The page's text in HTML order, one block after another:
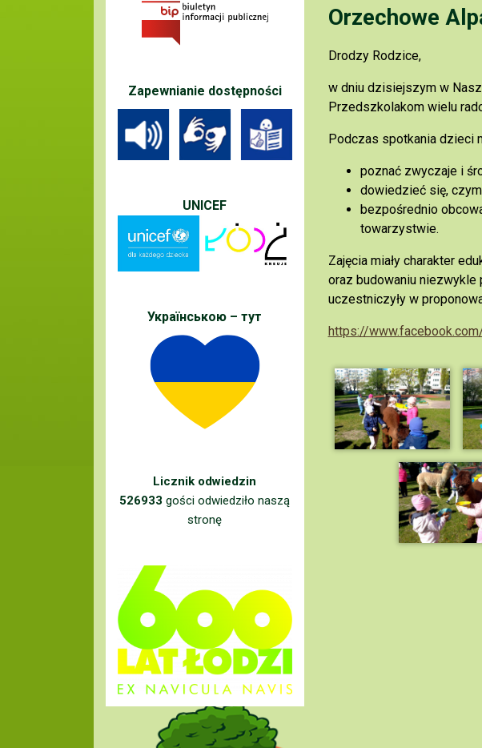
Orzechowe
Drodzy Rodzice,
w dniu dzisiejszym w
Przedszkolakom wielu
Podczas spotkania dzieci
poznać zwyczaje i
dowiedzieć się,
bezpośrednio
towarzystwie.
Zajęcia miały charakter
oraz budowaniu niezwykle
uczestniczyły w
https://
Zapewnianie dostępności
UNICEF
Українською – тут
Licznik odwiedzin
526933 gości odwiedziło naszą
stronę